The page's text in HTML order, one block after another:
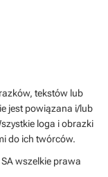
tekstów lub
jest powiązana i/lub
loga i obrazki
do ich twórców.
wszelkie prawa